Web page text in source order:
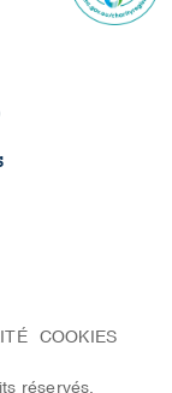
COOKIES
réservés.